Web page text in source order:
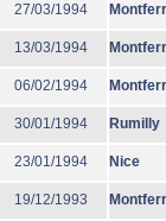
27/03/1994
13/03/1994
06/02/1994
30/01/1994 Rumilly
23/01/1994 Nice
19/12/1993